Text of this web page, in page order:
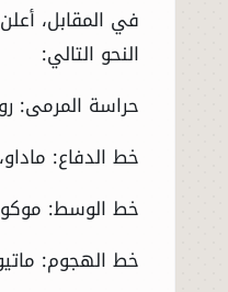
في المقابل،
النحو التالي:
حراسة المرمى:
خط الدفاع:
خط الوسط:
خط الهجوم: